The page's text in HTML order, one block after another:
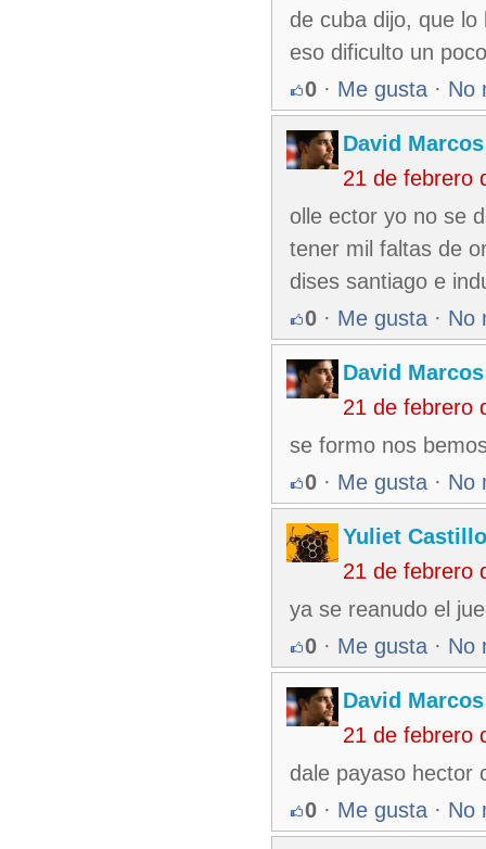
de cuba dijo, que
eso dificulto un
0 · Me gusta · No
David Marcos
21 de febrero
olle ector yo no se
tener mil faltas de
dises santiago e
0 · Me gusta · No
David Marcos
21 de febrero
se formo nos
0 · Me gusta · No
Yuliet Castillo
21 de febrero
ya se reanudo el
0 · Me gusta · No
David Marcos
21 de febrero
dale payaso hector
0 · Me gusta · No